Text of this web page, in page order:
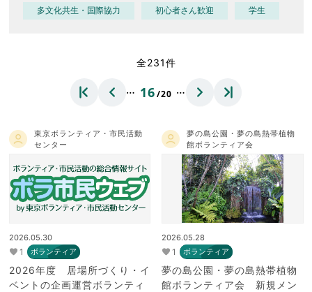
多文化共生・国際協力 初心者さん歓迎 学生
全231件
… 16/20 …
東京ボランティア・市民活動
センター
2026.05.30
1 ボランティア
2026年度 居場所づくり・イ
ベントの企画運営ボランティ
夢の島公園・夢の島熱帯植物
館ボランティア会
2026.05.28
1 ボランティア
夢の島公園・夢の島熱帯植物
館ボランティア会 新規メン